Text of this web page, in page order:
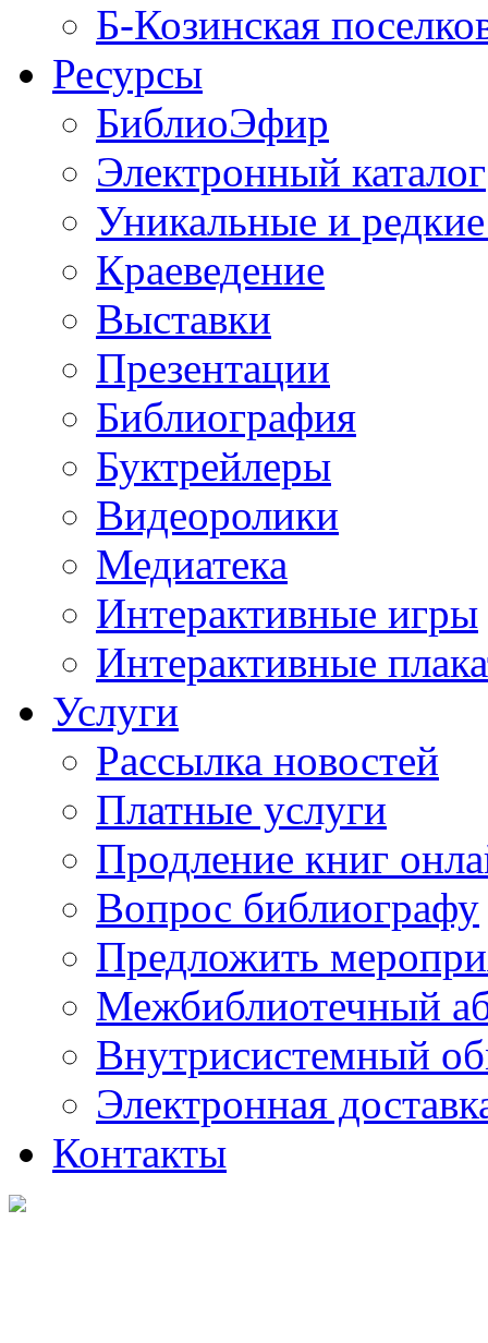
Б-Козинская
Ресурсы
БиблиоЭфир
Электронный каталог
Уникальные и
Краеведение
Выставки
Презентации
Библиография
Буктрейлеры
Видеоролики
Медиатека
Интерактивные игры
Интерактивные
Услуги
Рассылка новостей
Платные услуги
Продление книг
Вопрос библиографу
Предложить
Межбиблиотечный
Внутрисистемный
Электронная
Контакты